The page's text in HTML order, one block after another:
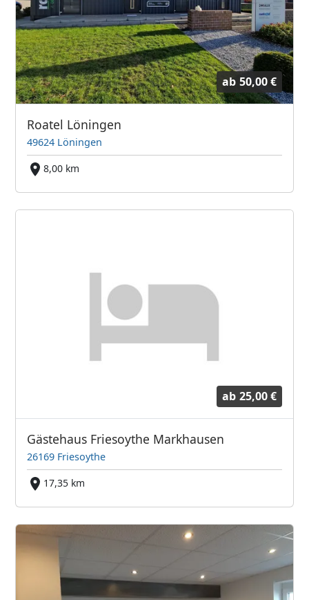
ab 50,00 €
Roatel Löningen
49624 Löningen
8,00 km
ab 25,00 €
Gästehaus Friesoythe Markhausen
26169 Friesoythe
17,35 km